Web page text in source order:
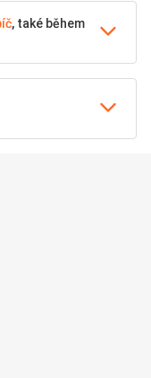
, také během